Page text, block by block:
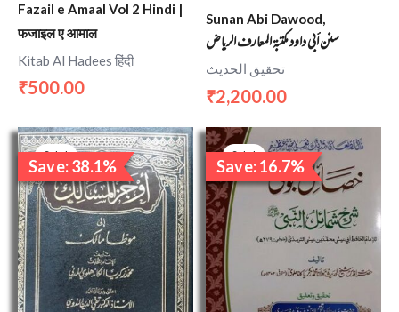
Fazail e Amaal Vol 2 Hindi |
फजाइल ए आमाल
Kitab Al Hadees हिंदी
₹500.00
Sunan Abi Dawood,
سنن أبي داود مكتبة المعارف الرياض
تحقيق الحديث
₹2,200.00
Save: 38.1%
Sale!
Original
price
was:
₹10,500.00.
Current
price
is:
₹6,500.00.
Save: 16.7%
Sale! price
was:
₹600.00.
Current
price
is:
₹500.00.